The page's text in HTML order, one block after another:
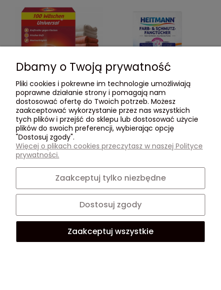
Gama 3in1 Universal
proszek 100prań
skuteczny na plamy,
świeży zapach, 6kg
54,99 zł
Najniższa cena:
prania 20szt
12,99 zł
+
-
Dbamy o Twoją prywatność
Pliki cookies i pokrewne im technologie umożliwiają
poprawne działanie strony i pomagają nam
dostosować ofertę do Twoich potrzeb. Możesz
zaakceptować wykorzystanie przez nas wszystkich
tych plików i przejść do sklepu lub dostosować użycie
plików do swoich preferencji, wybierając opcję
"Dostosuj zgody".
Więcej o plikach cookies przeczytasz w naszej Polityce
prywatności.
Zaakceptuj tylko niezbędne
Dostosuj zgody
Zaakceptuj wszystkie